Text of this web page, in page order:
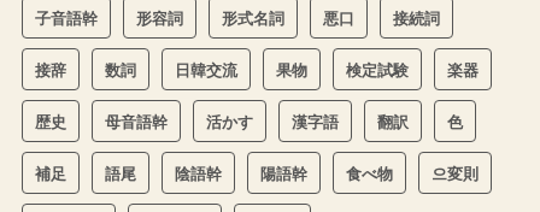
子音語幹 形容詞 形式名詞 悪口 接続詞
接辞 数詞 日韓交流 果物 検定試験 楽器
歴史 母音語幹 活かす 漢字語 翻訳 色
補足 語尾 陰語幹 陽語幹 食べ物 으変則